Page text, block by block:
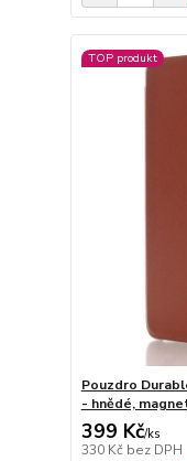
TOP produkt
Pouzdro
- hnědé,
399 Kč/ks
330 Kč bez DPH